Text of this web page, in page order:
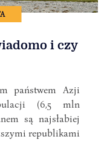
i czy
państwem Azji
(6,5 mln
są najsłabiej
republikami